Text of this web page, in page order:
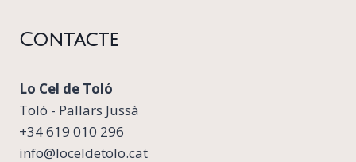
Contacte
Lo Cel de Toló
Toló - Pallars Jussà
+34 619 010 296
info@loceldetolo.cat